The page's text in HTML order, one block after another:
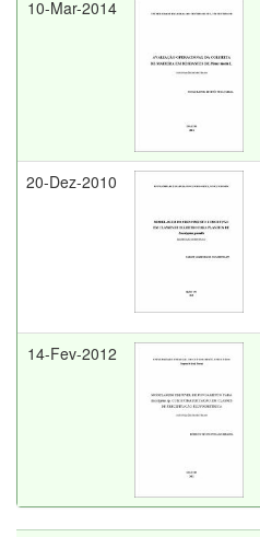
10-Mar-2014
20-Dez-2010
14-Fev-2012